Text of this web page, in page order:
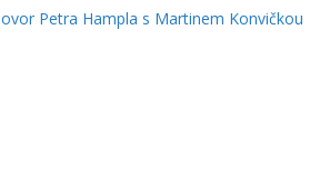
Petra Hampla s Martinem Konvičkou